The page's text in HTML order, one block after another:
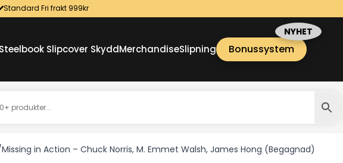
Standard Fri frakt 999kr
Slipcover SkyddMerchandiseSlipning Bonussystem
in Action – Chuck Norris, M. Emmet Walsh, James Hong (Begagnad)